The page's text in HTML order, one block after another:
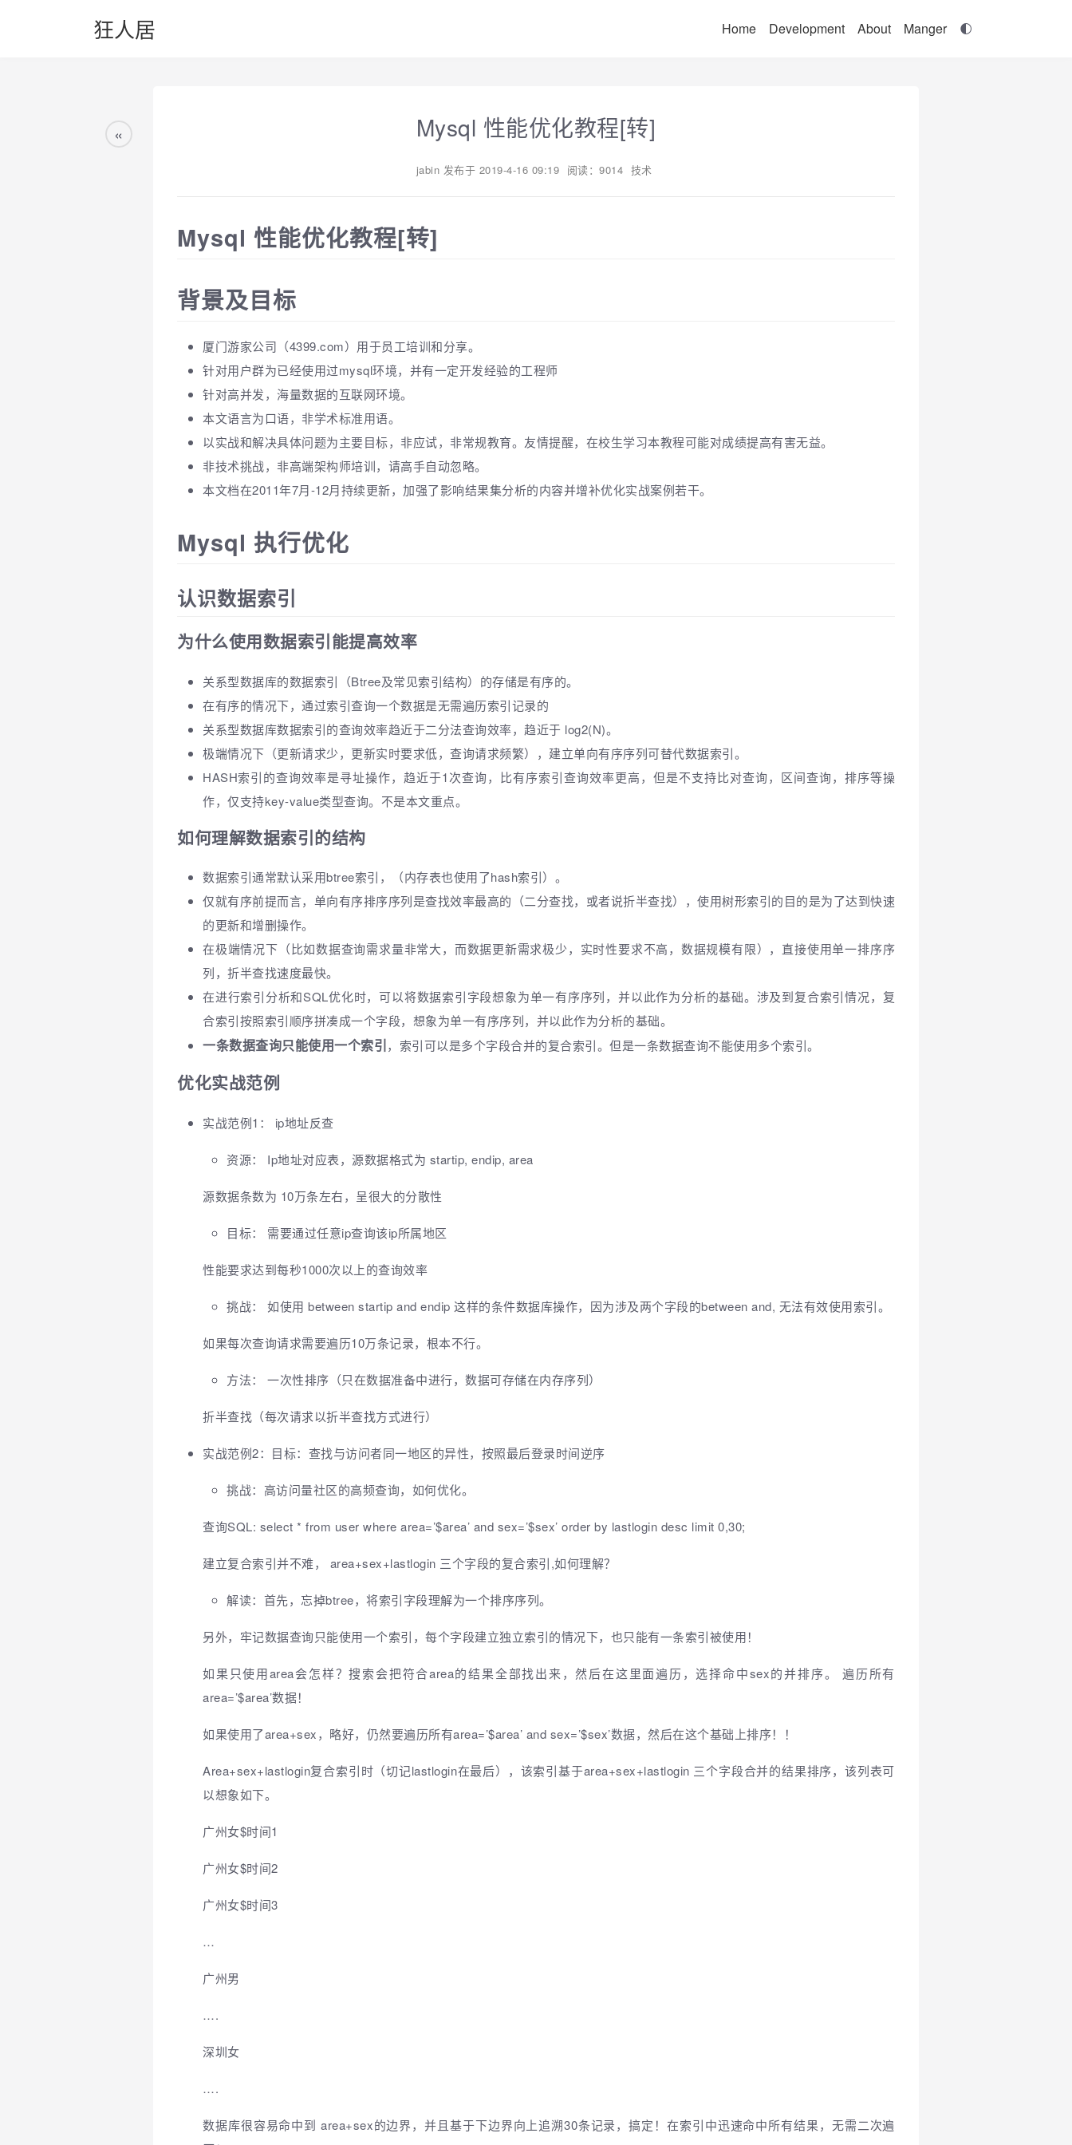
狂人居 Home Development About Manger
« Mysql 性能优化教程[转]
jabin 发布于 2019-4-16 09:19 阅读：9014 技术
Mysql 性能优化教程[转]
背景及目标
厦门游家公司（4399.com）用于员工培训和分享。
针对用户群为已经使用过mysql环境，并有一定开发经验的工程师
针对高并发，海量数据的互联网环境。
本文语言为口语，非学术标准用语。
以实战和解决具体问题为主要目标，非应试，非常规教育。友情提醒，在校生学习本教程可能对成绩提高有害无益。
非技术挑战，非高端架构师培训，请高手自动忽略。
本文档在2011年7月-12月持续更新，加强了影响结果集分析的内容并增补优化实战案例若干。
Mysql 执行优化
认识数据索引
为什么使用数据索引能提高效率
关系型数据库的数据索引（Btree及常见索引结构）的存储是有序的。
在有序的情况下，通过索引查询一个数据是无需遍历索引记录的
关系型数据库数据索引的查询效率趋近于二分法查询效率，趋近于 log2(N)。
极端情况下（更新请求少，更新实时要求低，查询请求频繁），建立单向有序序列可替代数据索引。
HASH索引的查询效率是寻址操作，趋近于1次查询，比有序索引查询效率更高，但是不支持比对查询，区间查询，排序等操
作，仅支持key-value类型查询。不是本文重点。
如何理解数据索引的结构
数据索引通常默认采用btree索引，（内存表也使用了hash索引）。
仅就有序前提而言，单向有序排序序列是查找效率最高的（二分查找，或者说折半查找），使用树形索引的目的是为了达到快速
的更新和增删操作。
在极端情况下（比如数据查询需求量非常大，而数据更新需求极少，实时性要求不高，数据规模有限），直接使用单一排序序
列，折半查找速度最快。
在进行索引分析和SQL优化时，可以将数据索引字段想象为单一有序序列，并以此作为分析的基础。涉及到复合索引情况，复
合索引按照索引顺序拼凑成一个字段，想象为单一有序序列，并以此作为分析的基础。
一条数据查询只能使用一个索引，索引可以是多个字段合并的复合索引。但是一条数据查询不能使用多个索引。
优化实战范例
实战范例1： ip地址反查
资源： Ip地址对应表，源数据格式为 startip, endip, area
源数据条数为 10万条左右，呈很大的分散性
目标： 需要通过任意ip查询该ip所属地区
性能要求达到每秒1000次以上的查询效率
挑战： 如使用 between startip and endip 这样的条件数据库操作，因为涉及两个字段的between and, 无法有效使用索引。
如果每次查询请求需要遍历10万条记录，根本不行。
方法： 一次性排序（只在数据准备中进行，数据可存储在内存序列）
折半查找（每次请求以折半查找方式进行）
实战范例2：目标：查找与访问者同一地区的异性，按照最后登录时间逆序
挑战：高访问量社区的高频查询，如何优化。
查询SQL: select * from user where area=’$area’ and sex=’$sex’ order by lastlogin desc limit 0,30;
建立复合索引并不难， area+sex+lastlogin 三个字段的复合索引,如何理解？
解读：首先，忘掉btree，将索引字段理解为一个排序序列。
另外，牢记数据查询只能使用一个索引，每个字段建立独立索引的情况下，也只能有一条索引被使用！
如果只使用area会怎样？搜索会把符合area的结果全部找出来，然后在这里面遍历，选择命中sex的并排序。 遍历所有
area=’$area’数据！
如果使用了area+sex，略好，仍然要遍历所有area=’$area’ and sex=’$sex’数据，然后在这个基础上排序！！
Area+sex+lastlogin复合索引时（切记lastlogin在最后），该索引基于area+sex+lastlogin 三个字段合并的结果排序，该列表可
以想象如下。
广州女$时间1
广州女$时间2
广州女$时间3
…
广州男
….
深圳女
….
数据库很容易命中到 area+sex的边界，并且基于下边界向上追溯30条记录，搞定！在索引中迅速命中所有结果，无需二次遍